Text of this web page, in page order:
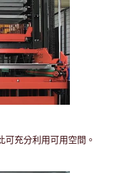
充分利用可用空間。